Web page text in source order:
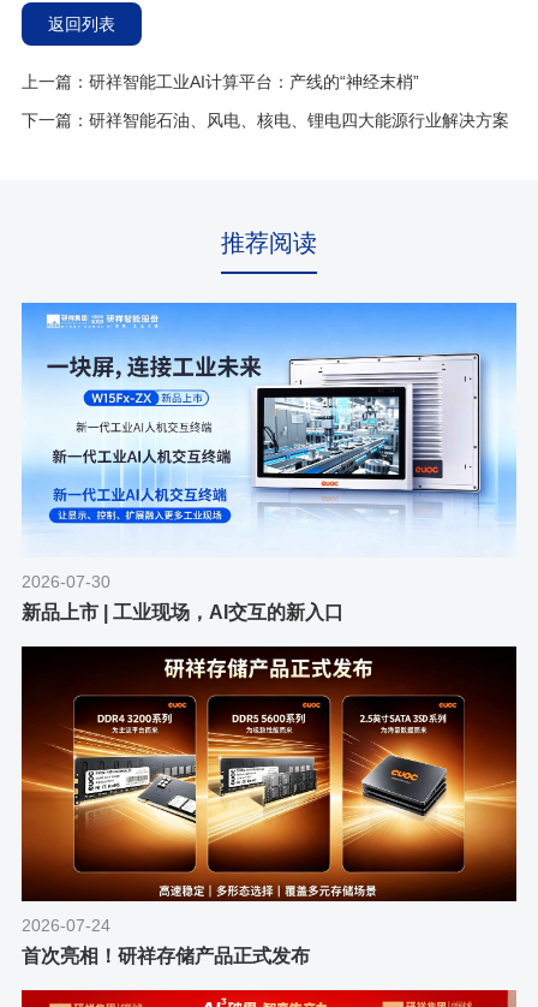
返回列表
上一篇：研祥智能工业AI计算平台：产线的“神经末梢”
下一篇：研祥智能石油、风电、核电、锂电四大能源行业解决方案
推荐阅读
2026-07-30
新品上市 | 工业现场，AI交互的新入口
2026-07-24
首次亮相！研祥存储产品正式发布